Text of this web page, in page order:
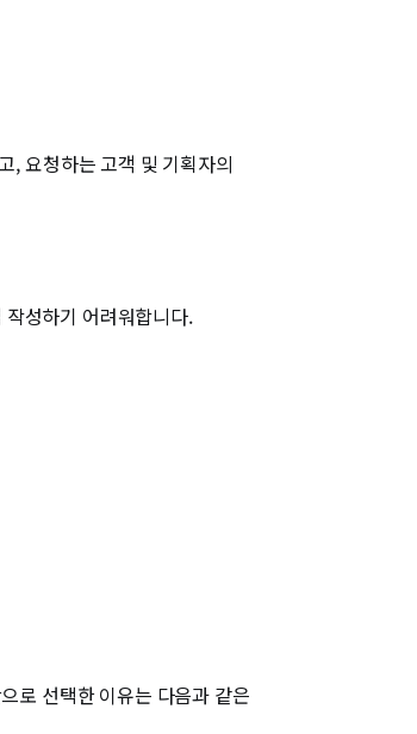
, 요청하는 고객 및 기획자의
성하기 어려워합니다.
로 선택한 이유는 다음과 같은